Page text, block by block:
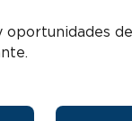
oportunidades